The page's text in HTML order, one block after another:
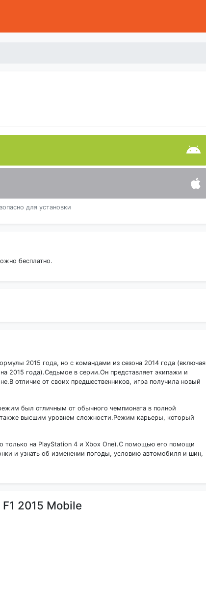
для установки
бесплатно.
2015 года, но с командами из сезона 2014 года (включая
2015 года).Седьмое в серии.Он представляет экипажи и
отличие от своих предшественников, игра получила новый
был отличным от обычного чемпионата в полной
также высшим уровнем сложности.Режим карьеры, который
только на PlayStation 4 и Xbox One).С помощью его помощи
и узнать об изменении погоды, условию автомобиля и шин,
2015 Mobile